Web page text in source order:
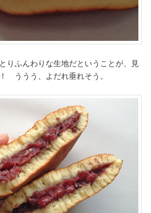
りふんわりな生地だということが、見
ううう、よだれ垂れそう。